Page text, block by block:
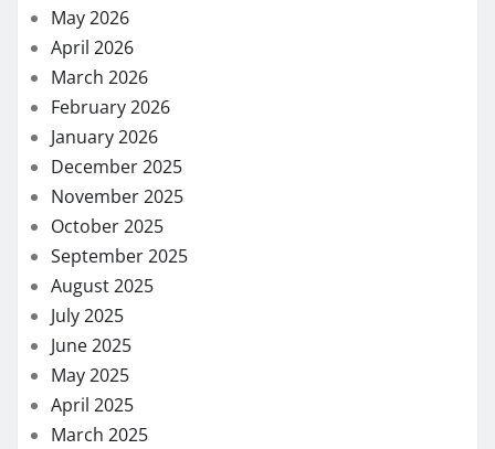
May 2026
April 2026
March 2026
February 2026
January 2026
December 2025
November 2025
October 2025
September 2025
August 2025
July 2025
June 2025
May 2025
April 2025
March 2025